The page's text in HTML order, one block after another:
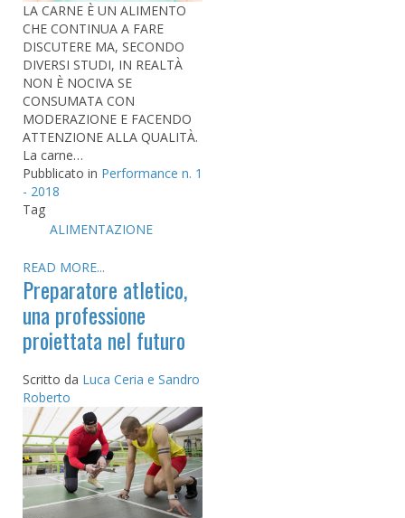
LA CARNE È UN ALIMENTO
CHE CONTINUA A FARE
DISCUTERE MA, SECONDO
DIVERSI STUDI, IN REALTÀ
NON È NOCIVA SE
CONSUMATA CON
MODERAZIONE E FACENDO
ATTENZIONE ALLA QUALITÀ.
La carne…
Pubblicato in Performance n. 1
- 2018
Tag
ALIMENTAZIONE
READ MORE...
Preparatore atletico,
una professione
proiettata nel futuro
Scritto da Luca Ceria e Sandro
Roberto